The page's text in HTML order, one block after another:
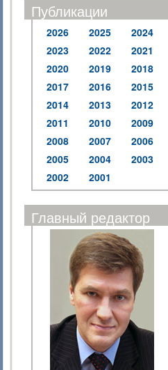
Публикации
2026 2025
2024
2023
2022
2021
2020
2019
2018
2017
2016
2015
2014
2013
2012
2011
2010
2009
2008
2007
2006
2005
2004
2003
2002
2001
Главный редактор